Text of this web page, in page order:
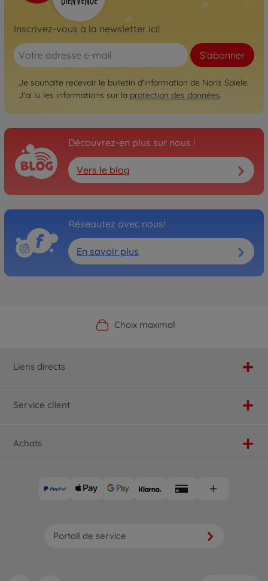
Inscrivez-vous à la newsletter ici!
S'abonner
Je souhaite recevoir le bulletin d'information de Noris Spiele.
J'ai lu les informations sur la protection des données.
Découvrez-en plus sur nous !
Vers le blog
Réseautez avec nous!
En savoir plus
Boutique officielle du fabricant
Choix maximal
Service personnalisé
Livraison rapide
Liens directs
Service client
Achats
Portail de service